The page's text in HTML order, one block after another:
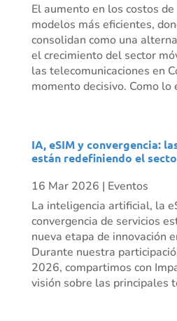
El aumento en los costos
modelos más eficientes,
consolidan como una
el crecimiento del sector
las telecomunicaciones en
momento decisivo. Como lo
IA, eSIM y convergencia:
están redefiniendo el
16 Mar 2026 | Eventos
La inteligencia artificial, la
convergencia de servicios
nueva etapa de innovación
Durante nuestra
2026, compartimos con
visión sobre las principales